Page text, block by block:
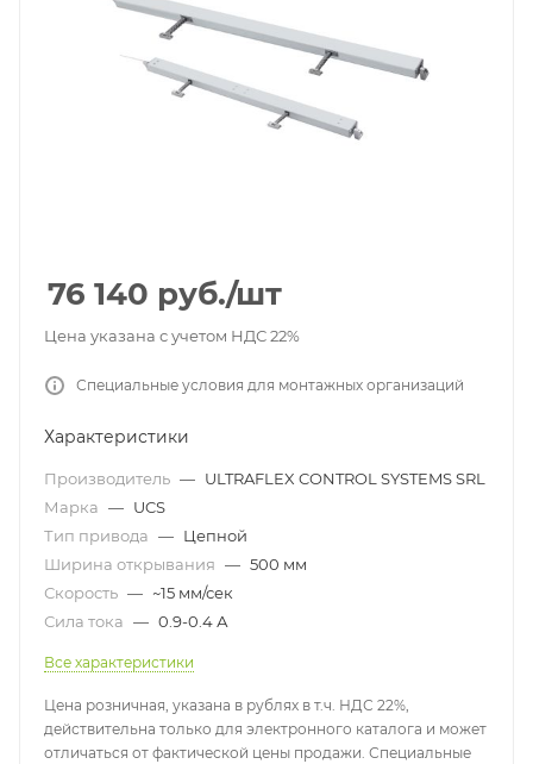
76 140 руб./шт
Цена указана с учетом НДС 22%
Специальные условия для монтажных организаций
Характеристики
Производитель — ULTRAFLEX CONTROL SYSTEMS SRL
Марка — UCS
Тип привода — Цепной
Ширина открывания — 500 мм
Скорость — ~15 мм/сек
Сила тока — 0.9-0.4 А
Все характеристики
Цена розничная, указана в рублях в т.ч. НДС 22%,
действительна только для электронного каталога и может
отличаться от фактической цены продажи. Специальные